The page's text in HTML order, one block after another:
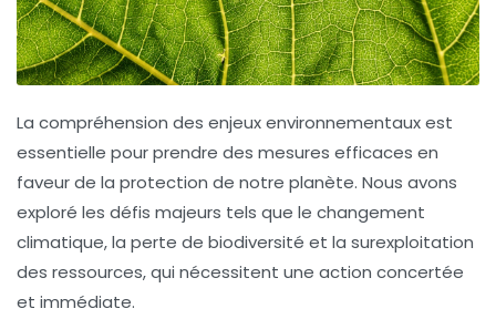
La compréhension des enjeux environnementauxest
essentielle pour prendre des mesures efficaces en
faveur de la protection de notre planète. Nous avons
exploré les défis majeurs tels que le changement
climatique, la perte de biodiversité et la surexploitation
des ressources, qui nécessitent une action concertée
et immédiate.